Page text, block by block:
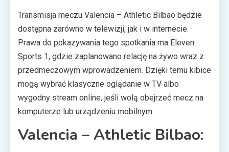
Transmisja meczu Valencia – Athletic Bilbao będzie
dostępna zarówno w telewizji, jak i w internecie.
Prawa do pokazywania tego spotkania ma Eleven
Sports 1, gdzie zaplanowano relację na żywo wraz z
przedmeczowym wprowadzeniem. Dzięki temu kibice
mogą wybrać klasyczne oglądanie w TV albo
wygodny stream online, jeśli wolą obejrzeć mecz na
komputerze lub urządzeniu mobilnym.
Valencia – Athletic Bilbao: